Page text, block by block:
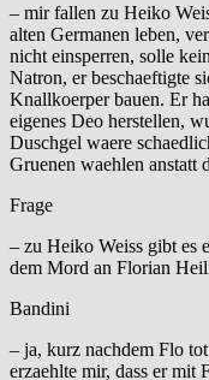
– mir fallen zu Heiko
alten Germanen leben,
nicht einsperren, solle
Natron, er beschaeftigte
Knallkoerper bauen. Er
eigenes Deo herstellen,
Duschgel waere
Gruenen waehlen anstatt
Frage
– zu Heiko Weiss gibt es
dem Mord an Florian
Bandini
– ja, kurz nachdem Flo
erzaehlte mir, dass er mit